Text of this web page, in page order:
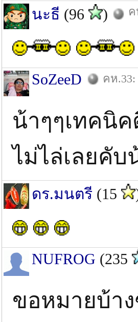
นะธี (96 ) ค
SoZeeD คห.33:
น้าๆๆเทคนิ
ไม่ไล่เลยคั
ดร.มนตรี (15
NUFROG (235
ขอหมายบ้า